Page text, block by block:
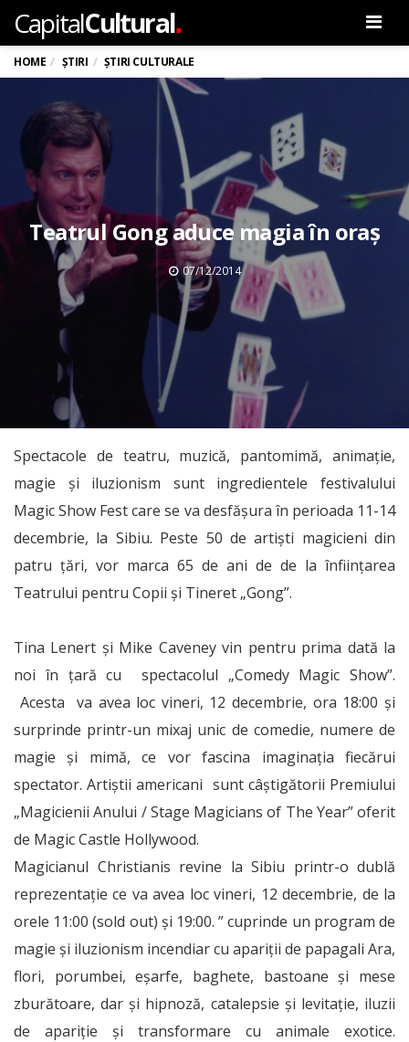
CapitalCultural.
HOME ȘTIRI ȘTIRI CULTURALE
Teatrul Gong aduce magia în oraș
07/12/2014
Spectacole de teatru, muzică, pantomimă, animație,
magie și iluzionism sunt ingredientele festivalului
Magic Show Fest care se va desfășura în perioada 11-14
decembrie, la Sibiu. Peste 50 de artiști magicieni din
patru țări, vor marca 65 de ani de de la înființarea
Teatrului pentru Copii și Tineret „Gong”.
Tina Lenert și Mike Caveney vin pentru prima dată la
noi în țară cu spectacolul „Comedy Magic Show”.
Acesta va avea loc vineri, 12 decembrie, ora 18:00 și
surprinde printr-un mixaj unic de comedie, numere de
magie și mimă, ce vor fascina imaginația fiecărui
spectator. Artiștii americani sunt câștigătorii Premiului
„Magicienii Anului / Stage Magicians of The Year” oferit
de Magic Castle Hollywood.
Magicianul Christianis revine la Sibiu printr-o dublă
reprezentație ce va avea loc vineri, 12 decembrie, de la
orele 11:00 (sold out) şi 19:00. ” cuprinde un program de
magie și iluzionism incendiar cu apariții de papagali Ara,
flori, porumbei, eșarfe, baghete, bastoane și mese
zburătoare, dar și hipnoză, catalepsie și levitație, iluzii
de apariție și transformare cu animale exotice.